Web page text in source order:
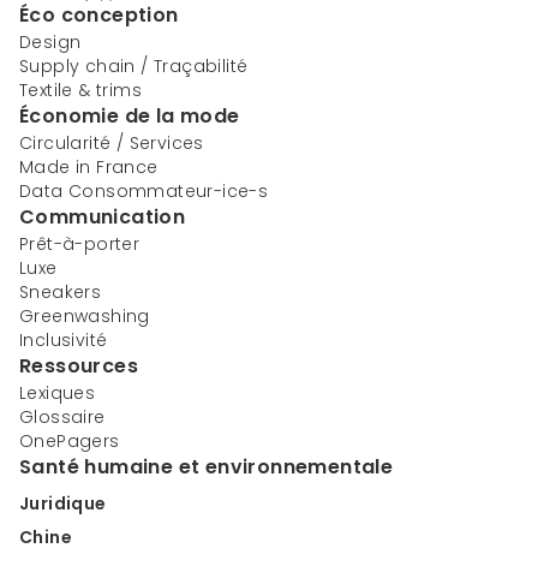
Éco conception
Design
Supply chain / Traçabilité
Textile & trims
Économie de la mode
Circularité / Services
Made in France
Data Consommateur-ice-s
Communication
Prêt-à-porter
Luxe
Sneakers
Greenwashing
Inclusivité
Ressources
Lexiques
Glossaire
OnePagers
Santé humaine et environnementale
Juridique
Chine